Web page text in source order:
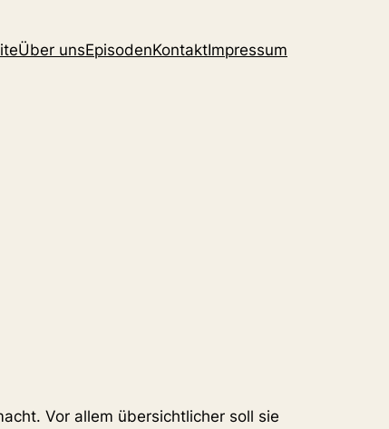
Über unsEpisodenKontaktImpressum
Vor allem übersichtlicher soll sie